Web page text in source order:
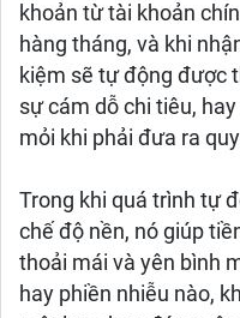
khoản từ tài khoản
hàng tháng, và khi
kiệm sẽ tự động được
sự cám dỗ chi tiêu,
mỏi khi phải đưa ra
Trong khi quá trình tự
chế độ nền, nó giúp
thoải mái và yên bình
hay phiền nhiễu nào,